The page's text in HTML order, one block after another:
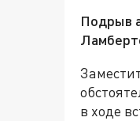
Подрыв
в ходе